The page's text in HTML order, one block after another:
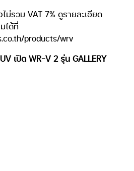
รวม VAT 7% ดูรายละเอียด
ได้ที่
products/wrv
เปิด WR-V 2 รุ่น GALLERY